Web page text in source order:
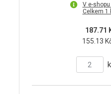
V e-
Celkem 1
187.71
155.13